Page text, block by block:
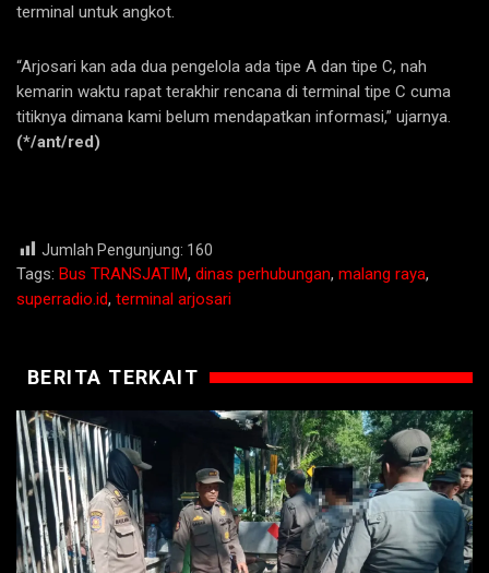
terminal untuk angkot.
“Arjosari kan ada dua pengelola ada tipe A dan tipe C, nah
kemarin waktu rapat terakhir rencana di terminal tipe C cuma
titiknya dimana kami belum mendapatkan informasi,” ujarnya.
(*/ant/red)
Jumlah Pengunjung: 160
Tags: Bus TRANSJATIM, dinas perhubungan, malang raya,
superradio.id, terminal arjosari
BERITA TERKAIT